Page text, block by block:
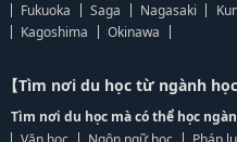
Fukuoka
Saga Nagasaki
Kagoshima
Okinawa
【Tìm nơi du học từ ngành học
Tìm nơi du học mà có thể học